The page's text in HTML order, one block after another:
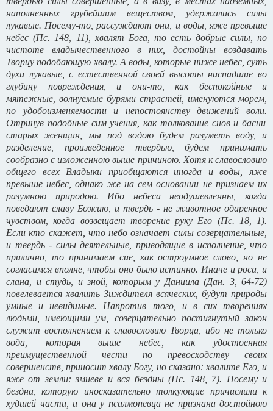
наполненных грубейшим веществом, удержались силы
лукавые. Посему-то, рассуждают они, и воды, яже превыше
небес (Пс. 148, 11), хвалят Бога, то есть добрые силы, по
чистоте владычественного в них, достойны воздавать
Творцу подобающую хвалу. А воды, которые ниже небес, суть
духи лукавые, с естественной своей высоты ниспадшие во
глубину повреждения, и они-то, как беспокойные и
мятежные, волнуемые бурями страстей, именуются морем,
по удобоизменяемости и непостоянству движений воли.
Отринув подобные сим учения, как толкование снов и басни
старых женщин, мы под водою будем разуметь воду, и
разделение, произведенное твердью, будем принимать
сообразно с изложенною выше причиною. Хотя к славословию
общего всех Владыки приобщаются иногда и воды, яже
превыше небес, однако же на сем основании не признаем их
разумною природою. Ибо небеса неодушевленны, когда
поведают славу Божию, и твердь - не животное одаренное
чувством, когда возвещает творение руку Его (Пс. 18, 1).
Если кто скажет, что небо означает силы созерцательные,
и твердь - силы деятельные, приводящие в исполнение, что
прилично, то принимаем cиe, как остроумное слово, но не
согласимся вполне, чтобы оно было истинно. Иначе и роса, и
слана, и студь, и зной, которым у Даниила (Дан. 3, 64-72)
повелевается хвалить Зиждителя всяческих, будут природы
умные и невидимые. Напротив того, и в сих творениях
людьми, имеющими ум, созерцательно постигнутый закон
служит восполнением к славословию Творца, ибо не только
вода, которая выше небес, как удостоенная
преимущественной чести по превосходству своих
совершенств, приносит хвалу Богу, но сказано: хвалите Его, и
яже от земли: змиеве и вся бездны (Пс. 148, 7). Посему и
бездна, которую иносказательно толкующие причислили к
худшей части, и она у псалмопевца не признана достойною